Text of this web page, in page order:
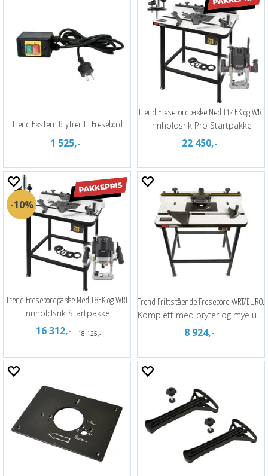
Trend Ekstern Brytrer til Fresebord
1 525,-
Trend Fresebordpakke Med T14EK og WRT
Innholdsrik Pro Startpakke
22 450,-
10%
Trend Fresebordpakke Med T8EK og WRT
Innholdsrik Startpakke
16 312,- 18 125,-
Trend Frittstående Fresebord WRT/EURO.
Komplett med bryter og mye utstyr.
8 924,-